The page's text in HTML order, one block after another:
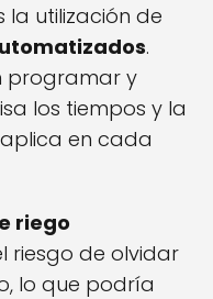
la utilización de
.
programar y
los tiempos y la
en cada
riego
riesgo de olvidar
lo que podría